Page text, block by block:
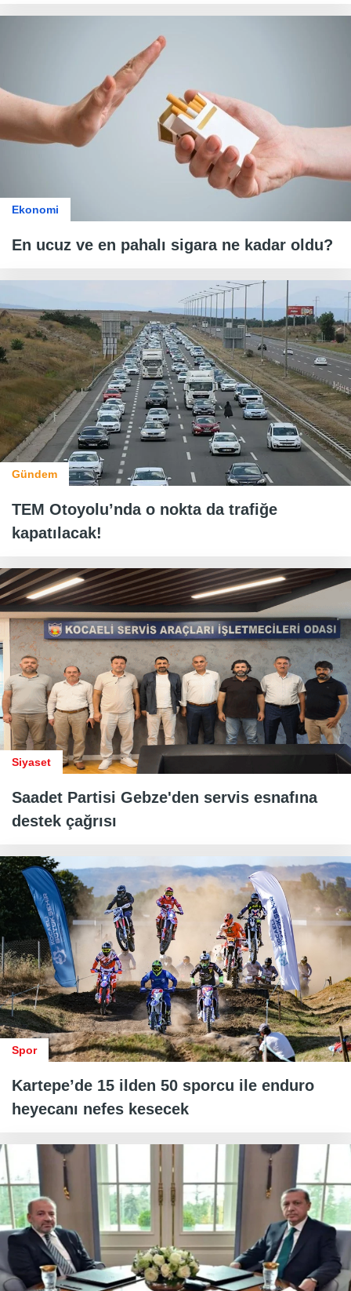
Ekonomi
En ucuz ve en pahalı sigara ne kadar oldu?
Gündem
TEM Otoyolu’nda o nokta da trafiğe
kapatılacak!
Siyaset
Saadet Partisi Gebze'den servis esnafına
destek çağrısı
Spor
Kartepe’de 15 ilden 50 sporcu ile enduro
heyecanı nefes kesecek